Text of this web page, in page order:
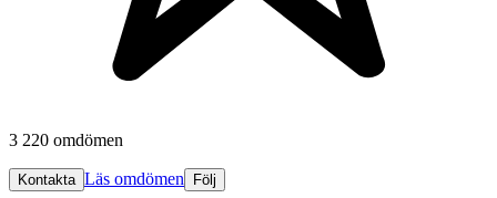
3 220 omdömen
Kontakta Läs omdömen Följ